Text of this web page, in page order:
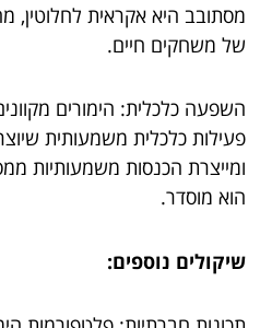
מסתובב היא אקראית לחלוטין,
של משחקים חיים.
השפעה כלכלית: הימורים
פעילות כלכלית משמעותית
ומייצרת הכנסות משמעותיות
הוא מוסדר.
שיקולים נוספים: